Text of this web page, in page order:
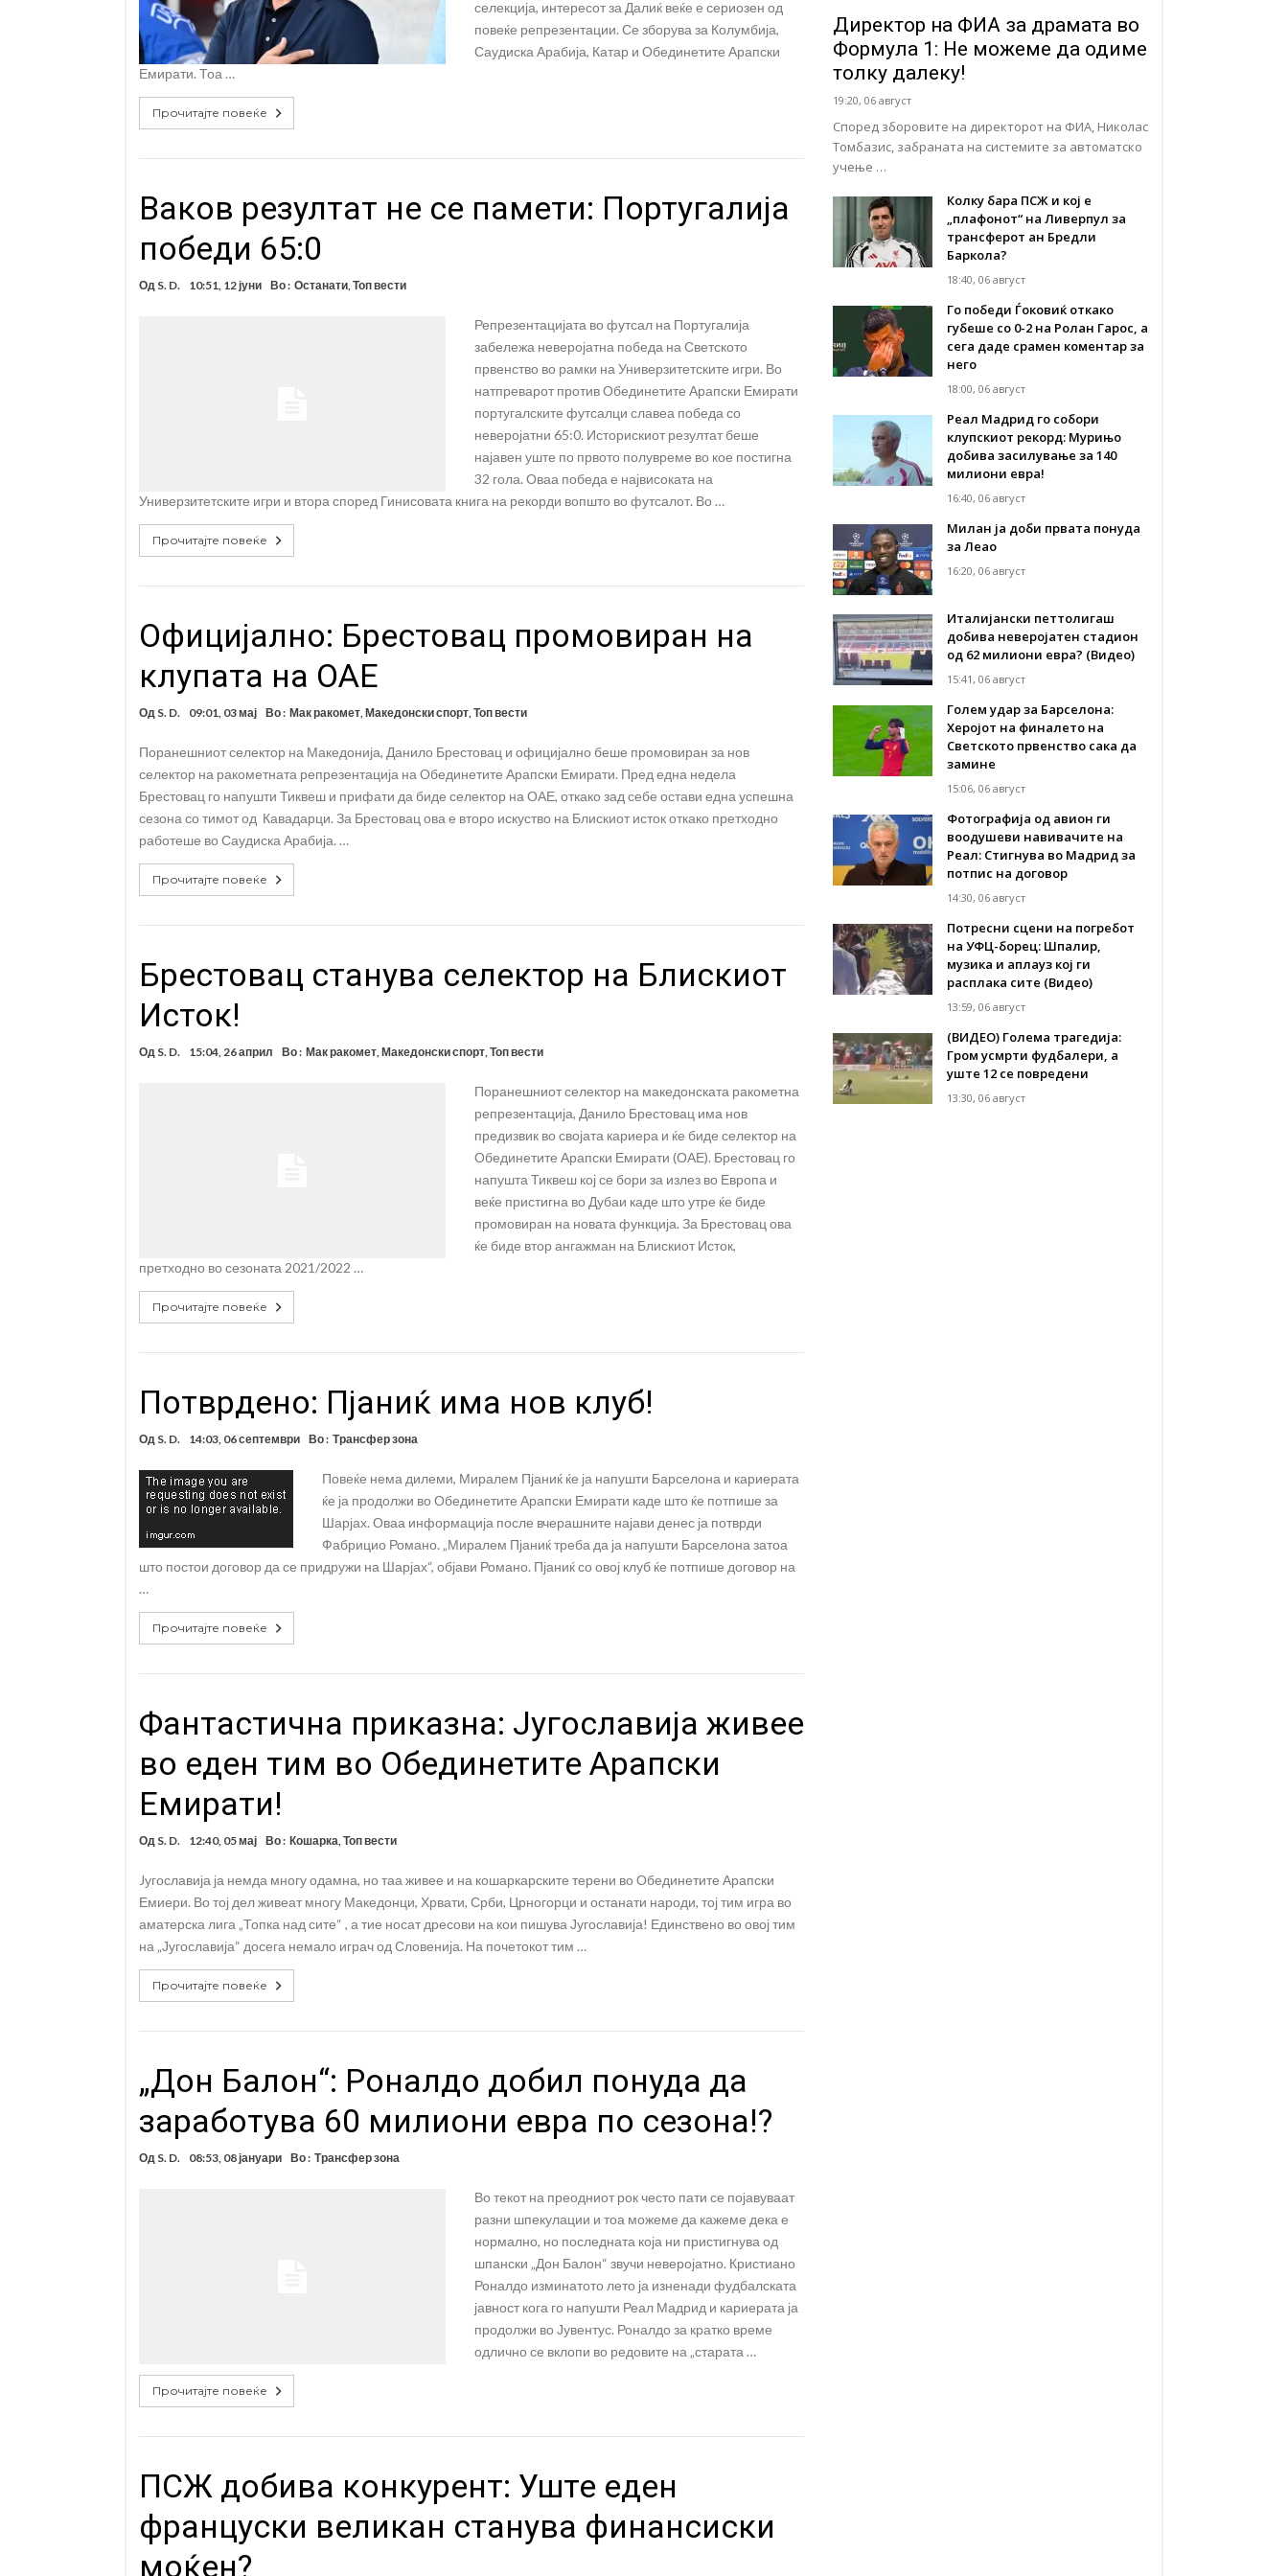
селекција, интересот за Далиќ веќе е сериозен од
повеќе репрезентации. Се зборува за Колумбија,
Саудиска Арабија, Катар и Обединетите Арапски
Емирати. Тоа …
Прочитајте повеќе
Ваков резултат не се памети: Португалија
победи 65:0
Од S. D. 10:51, 12 јуни Во : Останати, Топ вести
Репрезентацијата во футсал на Португалија
забележа неверојатна победа на Светското
првенство во рамки на Универзитетските игри. Во
натпреварот против Обединетите Арапски Емирати
португалските футсалци славеа победа со
неверојатни 65:0. Историскиот резултат беше
најавен уште по првото полувреме во кое постигна
32 гола. Оваа победа е највисоката на
Универзитетските игри и втора според Гинисовата книга на рекорди вопшто во футсалот. Во …
Прочитајте повеќе
Официјално: Брестовац промовиран на
клупата на ОАЕ
Од S. D. 09:01, 03 мај Во : Мак ракомет, Македонски спорт, Топ вести
Поранешниот селектор на Македонија, Данило Брестовац и официјално беше промовиран за нов
селектор на ракометната репрезентација на Обединетите Арапски Емирати. Пред една недела
Брестовац го напушти Тиквеш и прифати да биде селектор на ОАЕ, откако зад себе остави една успешна
сезона со тимот од Кавадарци. За Брестовац ова е второ искуство на Блискиот исток откако претходно
работеше во Саудиска Арабија. …
Прочитајте повеќе
Брестовац станува селектор на Блискиот
Исток!
Од S. D. 15:04, 26 април Во : Мак ракомет, Македонски спорт, Топ вести
Поранешниот селектор на македонската ракометна
репрезентација, Данило Брестовац има нов
предизвик во својата кариера и ќе биде селектор на
Обединетите Арапски Емирати (ОАЕ). Брестовац го
напушта Тиквеш кој се бори за излез во Европа и
веќе пристигна во Дубаи каде што утре ќе биде
промовиран на новата функција. За Брестовац ова
ќе биде втор ангажман на Блискиот Исток,
претходно во сезоната 2021/2022 …
Прочитајте повеќе
Потврдено: Пјаниќ има нов клуб!
Од S. D. 14:03, 06 септември Во : Трансфер зона
Повеќе нема дилеми, Миралем Пјаниќ ќе ја напушти Барселона и кариерата
ќе ја продолжи во Обединетите Арапски Емирати каде што ќе потпише за
Шарјах. Оваа информација после вчерашните најави денес ја потврди
Фабрицио Романо. „Миралем Пјаниќ треба да ја напушти Барселона затоа
што постои договор да се придружи на Шарјах“, објави Романо. Пјаниќ со овој клуб ќе потпише договор на
…
Прочитајте повеќе
Фантастична приказна: Југославија живее
во еден тим во Обединетите Арапски
Емирати!
Од S. D. 12:40, 05 мај Во : Кошарка Топ вести
Jугославија ја немда многу одамна, но таа живее и на кошаркарските терени во Обединетите Арапски
Емиери. Во тој дел живеат многу Македонци, Хрвати, Срби, Црногорци и останати народи, тој тим игра во
аматерска лига „Топка над сите“ , а тие носат дресови на кои пишува Југославија! Единствено во овој тим
на „Југославија“ досега немало играч од Словенија. На почетокот тим …
Прочитајте повеќе
„Дон Балон“: Роналдо добил понуда да
заработува 60 милиони евра по сезона!?
Од S. D. 08:53, 08 јануари Во : Трансфер зона
Во текот на преодниот рок често пати се појавуваат
разни шпекулации и тоа можеме да кажеме дека е
нормално, но последната која ни пристигнува од
шпански „Дон Балон“ звучи неверојатно. Кристиано
Роналдо изминатото лето ја изненади фудбалската
јавност кога го напушти Реал Мадрид и кариерата ја
продолжи во Јувентус. Роналдо за кратко време
одлично се вклопи во редовите на „старата …
Прочитајте повеќе
ПСЖ добива конкурент: Уште еден
француски великан станува финансиски
моќен?
Директор на ФИА за драмата во
Формула 1: Не можеме да одиме
толку далеку!
19:20, 06 август
Според зборовите на директорот на ФИА, Николас
Томбазис, забраната на системите за автоматско
учење …
Колку бара ПСЖ и кој е
„плафонот“ на Ливерпул за
трансферот ан Бредли
Баркола?
18:40, 06 август
Го победи Ѓоковиќ откако
губеше со 0-2 на Ролан Гарос, а
сега даде срамен коментар за
него
18:00, 06 август
Реал Мадрид го собори
клупскиот рекорд: Мурињо
добива засилување за 140
милиони евра!
16:40, 06 август
Милан ја доби првата понуда
за Леао
16:20, 06 август
Италијански петтолигаш
добива неверојатен стадион
од 62 милиони евра? (Видео)
15:41, 06 август
Голем удар за Барселона:
Херојот на финалето на
Светското првенство сака да
замине
15:06, 06 август
Фотографија од авион ги
воодушеви навивачите на
Реал: Стигнува во Мадрид за
потпис на договор
14:30, 06 август
Потресни сцени на погребот
на УФЦ-борец: Шпалир,
музика и аплауз кој ги
расплака сите (Видео)
13:59, 06 август
(ВИДЕО) Голема трагедија:
Гром усмрти фудбалери, а
уште 12 се повредени
13:30, 06 август